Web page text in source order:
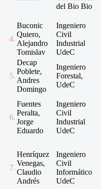
del Bio Bio
4.
Buconic
Quiero,
Alejandro
Tomislav
Ingeniero
Civil
Industrial
UdeC
5.
Decap
Poblete,
Andres
Domingo
Ingeniero
Forestal,
UdeC
6.
Fuentes
Peralta,
Jorge
Eduardo
Ingeniero
Civil
Industrial
UdeC
7.
Henríquez
Venegas,
Claudio
Andrés
Ingeniero
Civil
Informático
UdeC